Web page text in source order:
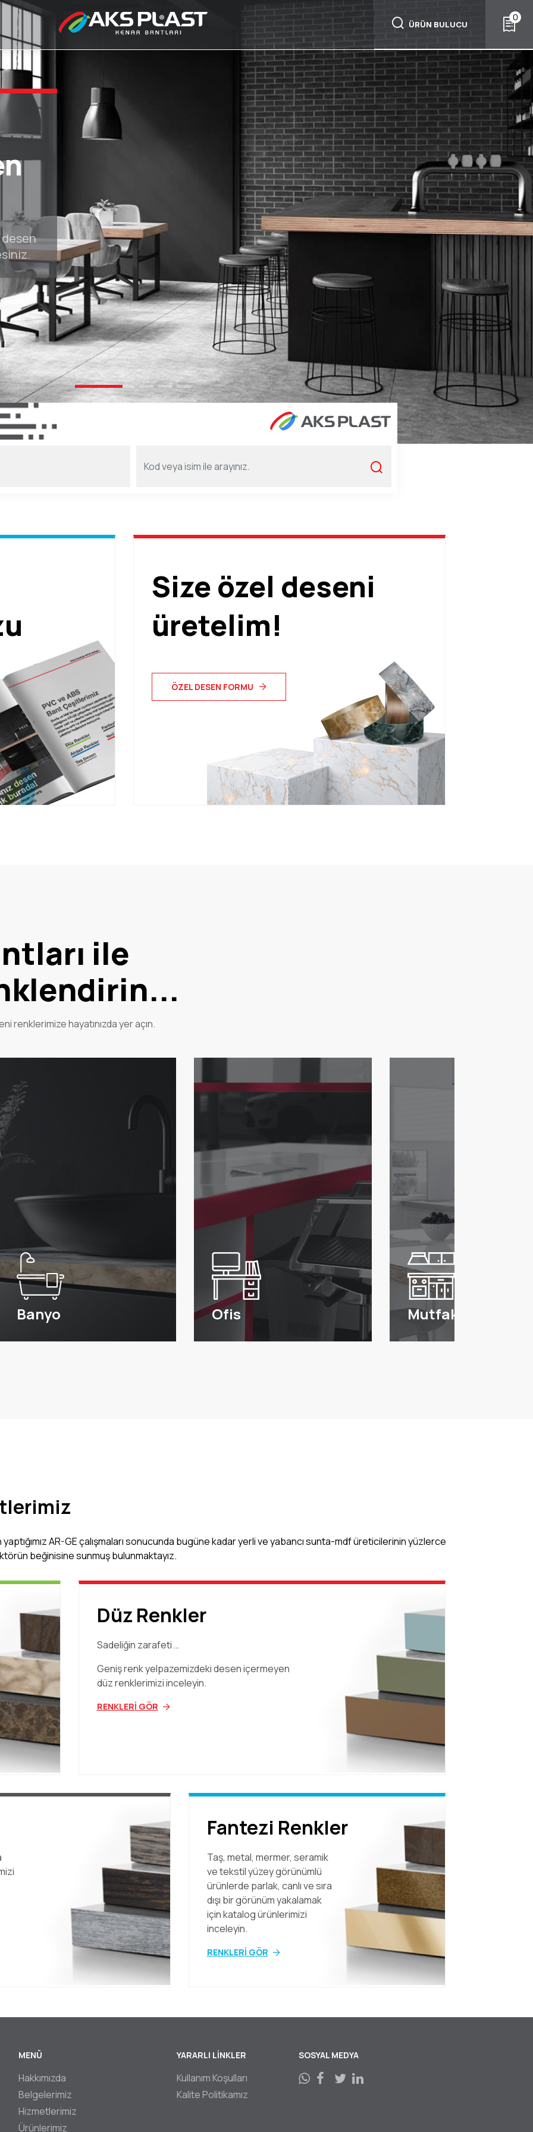
ÜRÜN BULUCU
0
Size özel deseni
üretelim!
ÖZEL DESEN FORMU
ile
renklerimize hayatınızda yer açın.
Banyo Ofis Mutfak
AR-GE çalışmaları sonucunda bugüne kadar yerli ve yabancı sunta-mdf üreticilerinin yüzlerce
beğinisine sunmuş bulunmaktayız.
Düz Renkler
Sadeliğin zarafeti …
Geniş renk yelpazemizdeki desen içermeyen
düz renklerimizi inceleyin.
RENKLERİ GÖR
Fantezi Renkler
Taş, metal, mermer, seramik
ve tekstil yüzey görünümlü
ürünlerde parlak, canlı ve sıra
dışı bir görünüm yakalamak
için katalog ürünlerimizi
inceleyin.
RENKLERİ GÖR
MENÜ
Hakkımızda
Belgelerimiz
Hizmetlerimiz
Ürünlerimiz
YARARLI LİNKLER
Kullanım Koşulları
Kalite Politikamız
SOSYAL MEDYA